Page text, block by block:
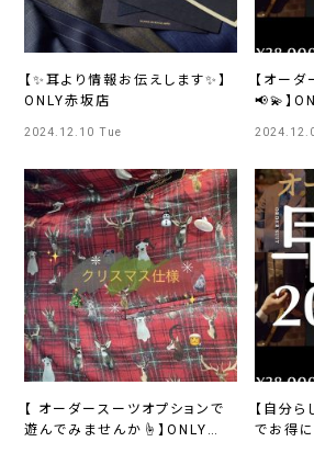
【✨耳より情報お伝えします✨】
ONLY赤坂店
2024.12.10 Tue
【オー
📢💫】
【 オーダースーツオプションで
遊んでみませんか☝️】ONLY
【自分
でお得